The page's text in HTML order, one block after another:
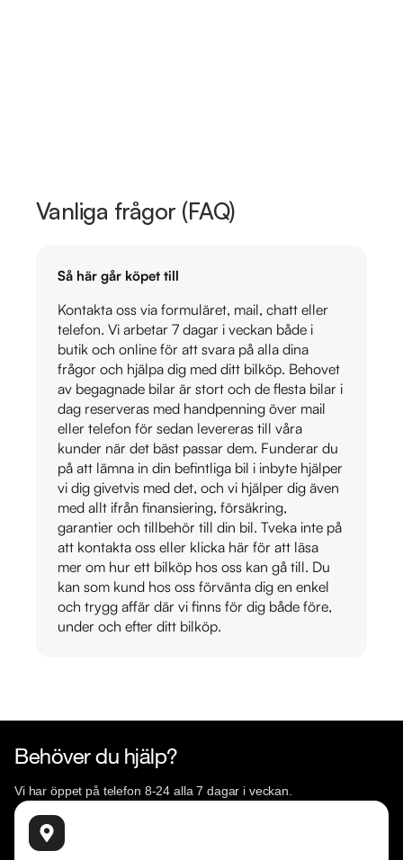
Vanliga frågor (FAQ)
Så här går köpet till
Kontakta oss via formuläret, mail, chatt eller
telefon. Vi arbetar 7 dagar i veckan både i
butik och online för att svara på alla dina
frågor och hjälpa dig med ditt bilköp. Behovet
av begagnade bilar är stort och de flesta bilar i
dag reserveras med handpenning över mail
eller telefon för sedan levereras till våra
kunder när det bäst passar dem. Funderar du
på att lämna in din befintliga bil i inbyte hjälper
vi dig givetvis med det, och vi hjälper dig även
med allt ifrån finansiering, försäkring,
garantier och tillbehör till din bil. Tveka inte på
att kontakta oss eller klicka här för att läsa
mer om hur ett bilköp hos oss kan gå till. Du
kan som kund hos oss förvänta dig en enkel
och trygg affär där vi finns för dig både före,
under och efter ditt bilköp.
Behöver du hjälp?
Vi har öppet på telefon 8-24 alla 7 dagar i veckan.